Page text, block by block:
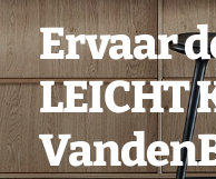
Ervaar
LEICHT